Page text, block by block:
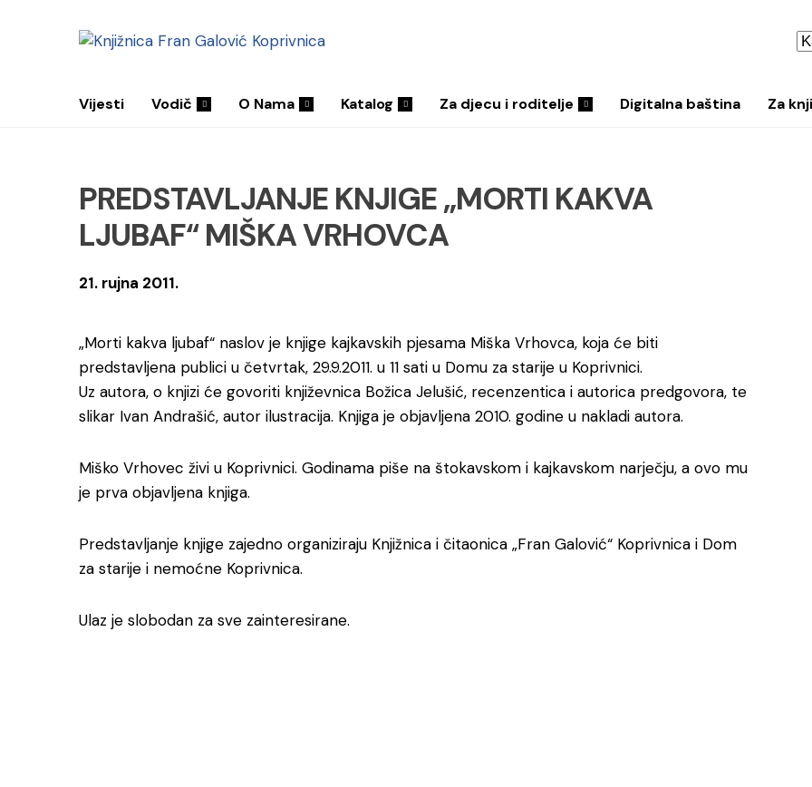
Vijesti Vodič O Nama Katalog Za djecu i roditelje Digitalna baština Za
PREDSTAVLJANJE KNJIGE „MORTI KAKVA
LJUBAF“ MIŠKA VRHOVCA
21. rujna 2011.
„Morti kakva ljubaf“ naslov je knjige kajkavskih pjesama Miška Vrhovca, koja će biti
predstavljena publici u četvrtak, 29.9.2011. u 11 sati u Domu za starije u Koprivnici.
Uz autora, o knjizi će govoriti književnica Božica Jelušić, recenzentica i autorica predgovora, te
slikar Ivan Andrašić, autor ilustracija. Knjiga je objavljena 2010. godine u nakladi autora.
Miško Vrhovec živi u Koprivnici. Godinama piše na štokavskom i kajkavskom narječju, a ovo mu
je prva objavljena knjiga.
Predstavljanje knjige zajedno organiziraju Knjižnica i čitaonica „Fran Galović“ Koprivnica i Dom
za starije i nemoćne Koprivnica.
Ulaz je slobodan za sve zainteresirane.